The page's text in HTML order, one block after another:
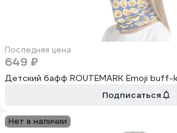
Последняя цена
649 ₽
Детский бафф ROUTEMARK Emoji buff-
Подписаться
Нет в наличии